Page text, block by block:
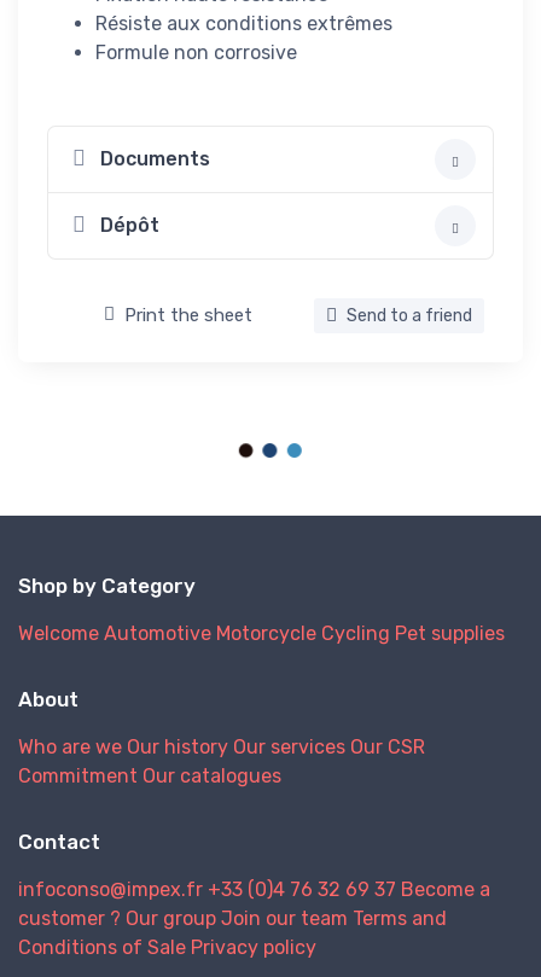
Résiste aux conditions extrêmes
Formule non corrosive
Documents
Dépôt
Print the sheet Send to a friend
Shop by Category
Welcome Automotive Motorcycle Cycling Pet supplies
About
Who are we Our history Our services Our CSR
Commitment Our catalogues
Contact
infoconso@impex.fr +33 (0)4 76 32 69 37 Become a
customer ? Our group Join our team Terms and
Conditions of Sale Privacy policy